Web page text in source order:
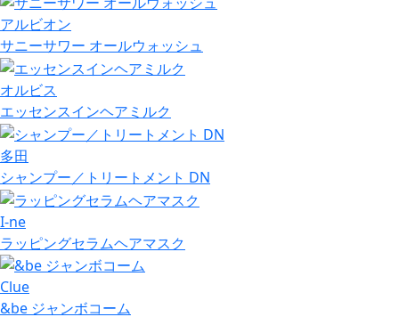
アルビオン
サニーサワー オールウォッシュ
オルビス
エッセンスインヘアミルク
多田
シャンプー／トリートメント DN
I-ne
ラッピングセラムヘアマスク
Clue
&be ジャンボコーム